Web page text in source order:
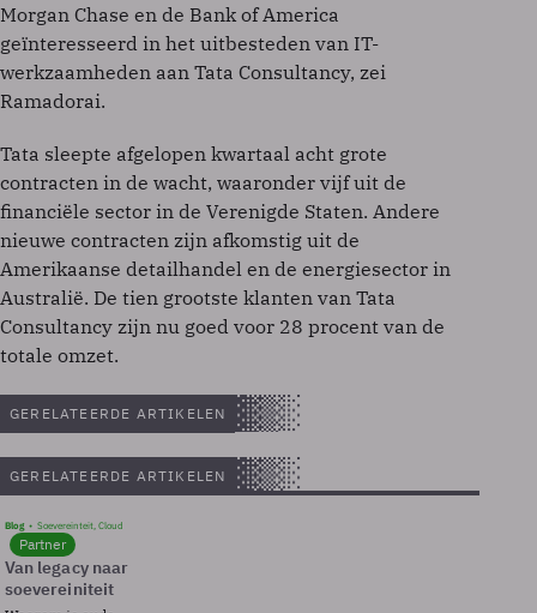
Morgan Chase en de Bank of America
geïnteresseerd in het uitbesteden van IT-
werkzaamheden aan Tata Consultancy, zei
Ramadorai.
Tata sleepte afgelopen kwartaal acht grote
contracten in de wacht, waaronder vijf uit de
financiële sector in de Verenigde Staten. Andere
nieuwe contracten zijn afkomstig uit de
Amerikaanse detailhandel en de energiesector in
Australië. De tien grootste klanten van Tata
Consultancy zijn nu goed voor 28 procent van de
totale omzet.
GERELATEERDE ARTIKELEN
GERELATEERDE ARTIKELEN
Blog Soevereinteit, Cloud
Partner
Van legacy naar
soevereiniteit